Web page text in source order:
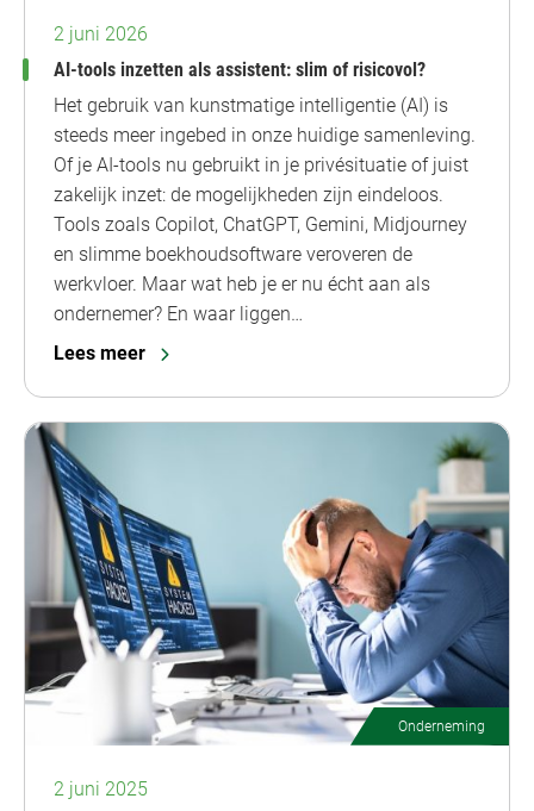
2 juni 2026
AI-tools inzetten als assistent: slim of risicovol?
Het gebruik van kunstmatige intelligentie (AI) is
steeds meer ingebed in onze huidige samenleving.
Of je AI-tools nu gebruikt in je privésituatie of juist
zakelijk inzet: de mogelijkheden zijn eindeloos.
Tools zoals Copilot, ChatGPT, Gemini, Midjourney
en slimme boekhoudsoftware veroveren de
werkvloer. Maar wat heb je er nu écht aan als
ondernemer? En waar liggen…
Lees meer
Onderneming
2 juni 2025